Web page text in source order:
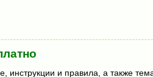
инструкции и правила, а также